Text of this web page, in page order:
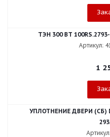
ТЭН 300 ВТ
Артикул:
1
УПЛОТНЕНИЕ ДВЕРИ (СБ)